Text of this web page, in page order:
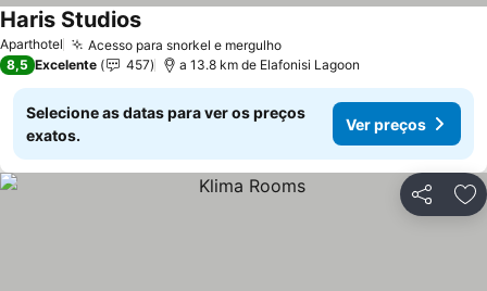
Aparthotel Acesso para snorkel e mergulhoVer preços
Haris StudiosVer preços
8,5 Excelente 457 a 13.8 km de Elafonisi Lagoon
Selecione as datas para ver os preços
exatos.
Ver preços
Partilhar